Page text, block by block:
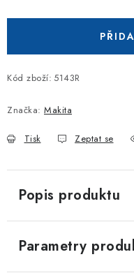
Kód zboží: 5143R
Značka: Makita
Tisk Zeptat se
Popis produktu
Parametry